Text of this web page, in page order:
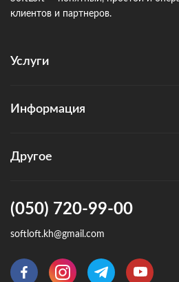
клиентов и партнеров.
Услуги
Информация
Другое
(050) 720-99-00
softloft.kh@gmail.com